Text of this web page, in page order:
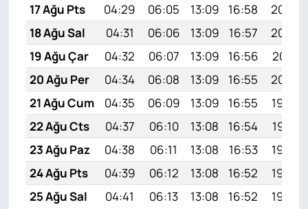
17 Ağu Pts
04:29 06:05 13:09 16:58
20:04
18 Ağu Sal
04:31 06:06 13:09 16:57
20:02
19 Ağu Çar
04:32 06:07 13:09 16:56
20:01
20 Ağu Per
04:34 06:08 13:09 16:55
20:00
21 Ağu Cum
04:35 06:09 13:09 16:55
19:58
22 Ağu Cts
04:37 06:10 13:08 16:54
19:57
23 Ağu Paz
04:38 06:11 13:08 16:53
19:55
24 Ağu Pts
04:39 06:12 13:08 16:52
19:54
25 Ağu Sal
04:41 06:13 13:08 16:52 19:52